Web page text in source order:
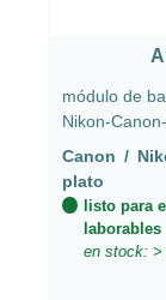
módulo de
Nikon-
Canon /
plato
listo para
laborables
en stock: >